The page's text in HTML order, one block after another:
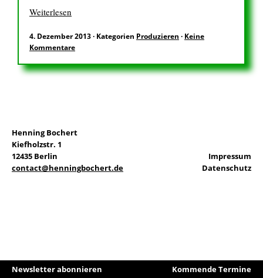
EN
Weiterlesen
4. Dezember 2013· Kategorien Produzieren · Keine
Kommentare
Henning Bochert
Kiefholzstr. 1
12435 Berlin
contact@henningbochert.de
Impressum
Datenschutz
Newsletter abonnieren Kommende Termine